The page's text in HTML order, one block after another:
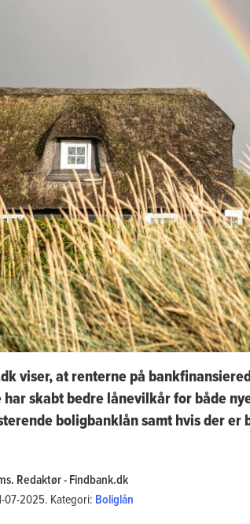
viser, at renterne på
har skabt bedre lånevilkår for både
boligbanklån samt hvis der er
Redaktør - Findbank.dk
07-2025. Kategori: Boliglån